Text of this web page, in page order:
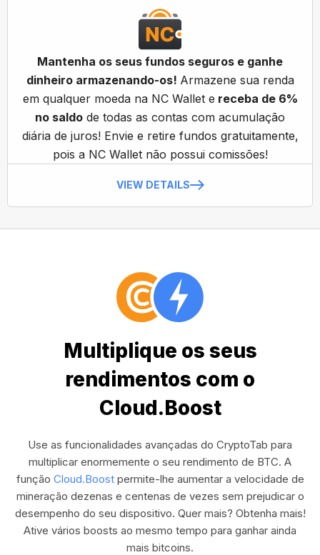
Mantenha os seus fundos seguros e ganhe
dinheiro armazenando-os! Armazene sua renda
em qualquer moeda na NC Wallet e receba de 6%
no saldo de todas as contas com acumulação
diária de juros! Envie e retire fundos gratuitamente,
pois a NC Wallet não possui comissões!
VIEW DETAILS
Multiplique os seus
rendimentos com o
Cloud.Boost
Use as funcionalidades avançadas do CryptoTab para
multiplicar enormemente o seu rendimento de BTC. A
função Cloud.Boostpermite-lhe aumentar a velocidade de
mineração dezenas e centenas de vezes sem prejudicar o
desempenho do seu dispositivo. Quer mais? Obtenha mais!
Ative vários boosts ao mesmo tempo para ganhar ainda
mais bitcoins.